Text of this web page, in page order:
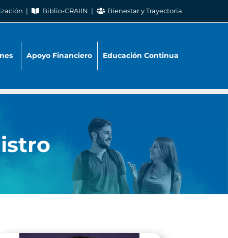
Biblio-CRAIIN Bienestar y Trayectoria
Apoyo Financiero Educación Continua